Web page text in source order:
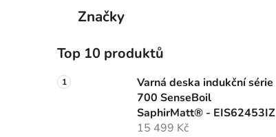
í
p
a
Značky
Top 10 produktů
Varná deska indukční série
700 SenseBoil
SaphirMatt® - EIS62453IZ
15 499 Kč